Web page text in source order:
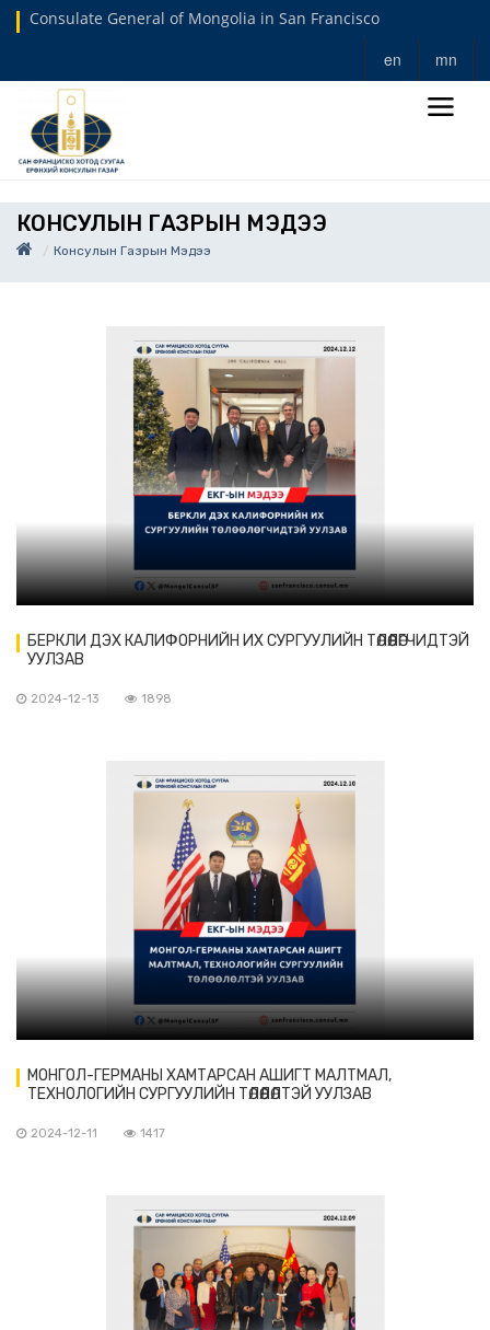
Consulate General of Mongolia in San Francisco
en mn
КОНСУЛЫН ГАЗРЫН МЭДЭЭ
Консулын Газрын Мэдээ
БЕРКЛИ ДЭХ КАЛИФОРНИЙН ИХ СУРГУУЛИЙН ТӨЛӨӨЛӨГЧИДТЭЙ
УУЛЗАВ
2024-12-13 1898
МОНГОЛ-ГЕРМАНЫ ХАМТАРСАН АШИГТ МАЛТМАЛ,
ТЕХНОЛОГИЙН СУРГУУЛИЙН ТӨЛӨӨЛӨЛТЭЙ УУЛЗАВ
2024-12-11 1417